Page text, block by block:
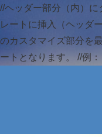
//ヘッダー部分（内）
レートに挿入（ヘッダ
のカスタマイズ部分を
ートとなります。 //例：